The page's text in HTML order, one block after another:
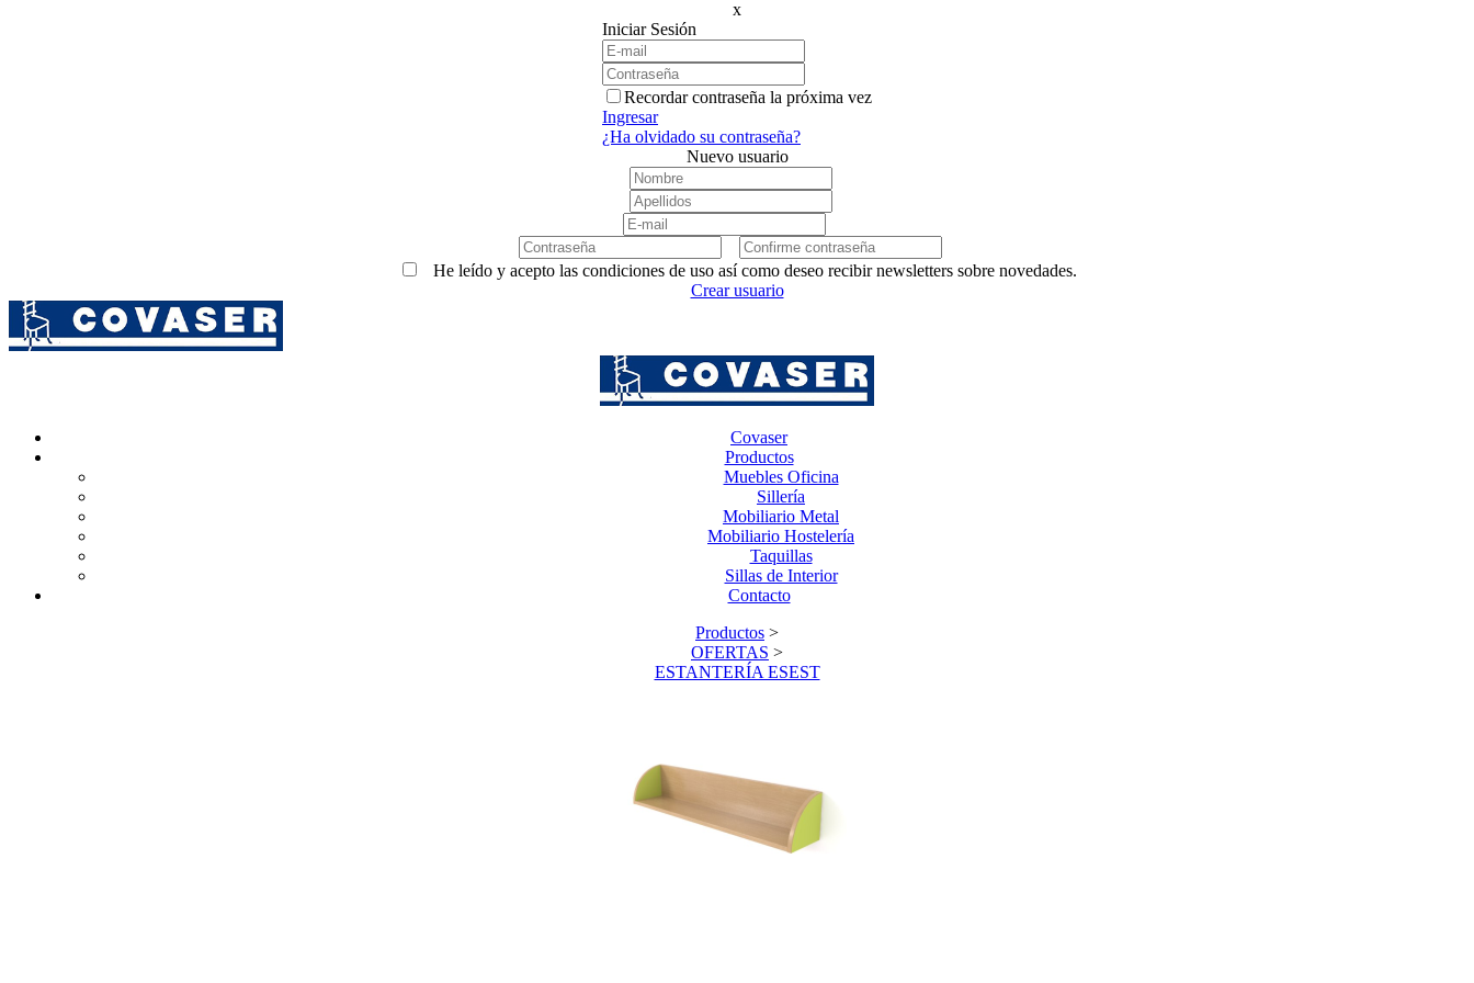
x
Iniciar Sesión
Recordar contraseña la próxima vez
Ingresar
¿Ha olvidado su contraseña?
Nuevo usuario
He leído y acepto las condiciones de uso así como deseo recibir newsletters sobre novedades.
Crear usuario
Covaser
Productos
Muebles Oficina
Sillería
Mobiliario Metal
Mobiliario Hostelería
Taquillas
Sillas de Interior
Contacto
Productos >
OFERTAS >
ESTANTERÍA ESEST